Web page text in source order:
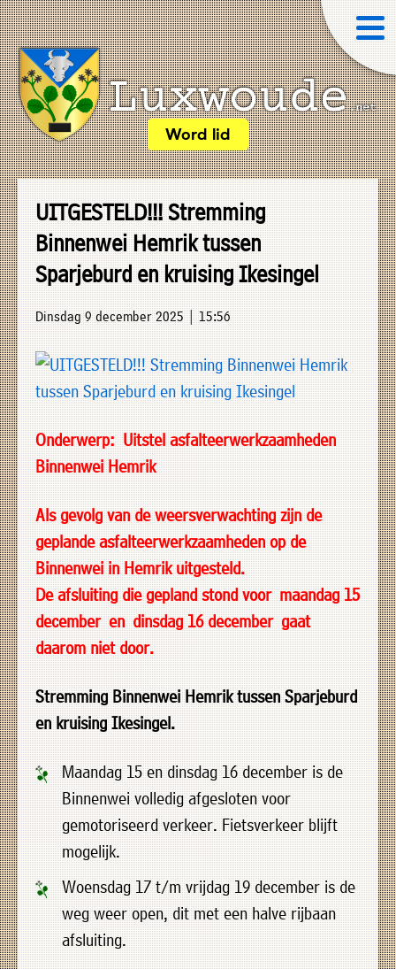
Word lid
UITGESTELD!!! Stremming
Binnenwei Hemrik tussen
Sparjeburd en kruising Ikesingel
Dinsdag 9 december 2025 | 15:56
Onderwerp: Uitstel asfalteerwerkzaamheden
Binnenwei Hemrik
Als gevolg van de weersverwachting zijn de
geplande asfalteerwerkzaamheden op de
Binnenwei in Hemrik uitgesteld.
De afsluiting die gepland stond voor maandag 15
december en dinsdag 16 december gaat
daarom niet door.
Stremming Binnenwei Hemrik tussen Sparjeburd
en kruising Ikesingel.
Maandag 15 en dinsdag 16 december is de
Binnenwei volledig afgesloten voor
gemotoriseerd verkeer. Fietsverkeer blijft
mogelijk.
Woensdag 17 t/m vrijdag 19 december is de
weg weer open, dit met een halve rijbaan
afsluiting.
»
Home
»
Welkom
»
Nieuws
»
Agenda
»
Verenigingen
»
Bedrijven
»
Plaatselijk
belang
»
Informatie
lidmaatschap
»
't
Trefpunt
»
Foto's
»
Historische
verhalen
»
Dossiers
»
Contact
Luxwoude.net
website@luxwoude.net
Plaatselijk
belang
Op
dit
moment
bestaat
het
bestuur
uit
de
volgende
personen:
Voorzitter
vacant
Secretaris
Michiel
Modderman
Penningmeester
vacant
Algemeen
lid
Anco
Hoen
Algemeen
lid
Ids
de
Haan